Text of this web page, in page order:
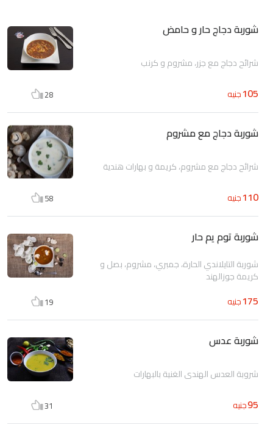
شوربة دجاج حار و حامض
شرائح دجاج مع جزر، مشروم و كرنب
105جنيه 28
شوربة دجاج مع مشروم
شرائح دجاج مع مشروم، كريمة و بهارات هندية
110جنيه 58
شوربة توم يم حار
شوربة التايلاندي الحارة، جمبري، مشروم، بصل و
كريمة جوزالهند
175جنيه 19
شوربة عدس
شروبة العدس الهندي الغنية بالبهارات
95جنيه 31